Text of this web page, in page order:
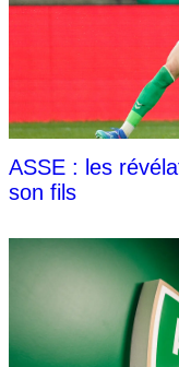
ASSE : les
son fils